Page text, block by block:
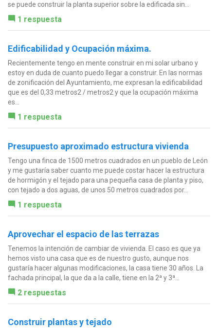
se puede construir la planta superior sobre la edificada sin...
1 respuesta
Edificabilidad y Ocupación máxima.
Recientemente tengo en mente construir en mi solar urbano y
estoy en duda de cuanto puedo llegar a construir. En las normas
de zonificación del Ayuntamiento, me expresan la edificabilidad
que es del 0,33 metros2 / metros2 y que la ocupación máxima
es...
1 respuesta
Presupuesto aproximado estructura vivienda
Tengo una finca de 1500 metros cuadrados en un pueblo de León
y me gustaría saber cuanto me puede costar hacer la estructura
de hormigón y el tejado para una pequeña casa de planta y piso,
con tejado a dos aguas, de unos 50 metros cuadrados por...
1 respuesta
Aprovechar el espacio de las terrazas
Tenemos la intención de cambiar de vivienda. El caso es que ya
hemos visto una casa que es de nuestro gusto, aunque nos
gustaría hacer algunas modificaciones, la casa tiene 30 años. La
fachada principal, la que da a la calle, tiene en la 2ª y 3ª...
2 respuestas
Construir plantas y tejado